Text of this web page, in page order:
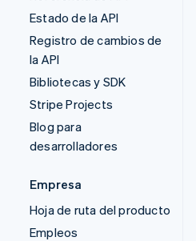
Estado de la API
Registro de cambios de
la API
Bibliotecas y SDK
Stripe Projects
Blog para
desarrolladores
Empresa
Hoja de ruta del producto
Empleos